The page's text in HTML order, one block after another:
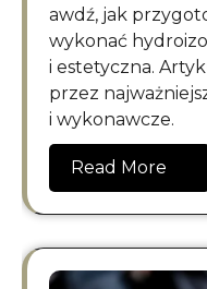
awdź, jak
wykonać
i estetyczna.
przez
i wykonawcze.
Read More